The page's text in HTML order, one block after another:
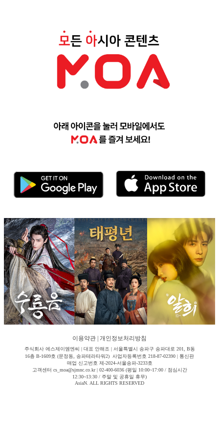
이용약관 개인정보처리방침
주식회사 에스제이엠엔씨 | 대표 안해조 | 서울특별시 송파구 송파대로 201, B동
16층 B-1609호 (문정동, 송파테라타워2) 사업자등록번호 218-87-02390 | 통신판
매업 신고번호 제-2024-서울송파-3233호
고객센터 cs_moa@sjmnc.co.kr | 02-400-6036 (평일 10:00~17:00 / 점심시간
12:30~13:30 / 주말 및 공휴일 휴무)
AsiaN. ALL RIGHTS RESERVED